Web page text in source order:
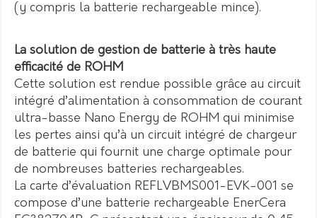
(y compris la batterie rechargeable mince).
La solution de gestion de batterie à très haute
efficacité de ROHM
Cette solution est rendue possible grâce au circuit
intégré d’alimentation à consommation de courant
ultra-basse Nano Energy de ROHM qui minimise
les pertes ainsi qu’à un circuit intégré de chargeur
de batterie qui fournit une charge optimale pour
de nombreuses batteries rechargeables.
La carte d’évaluation REFLVBMS001-EVK-001 se
compose d’une batterie rechargeable EnerCera